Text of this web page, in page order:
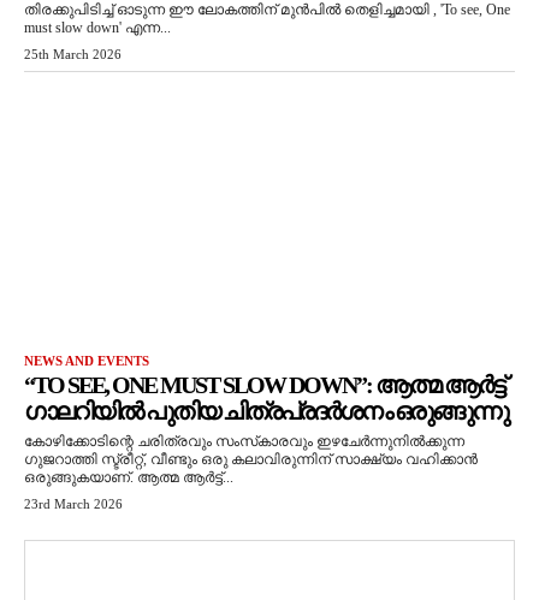
തിരക്കുപിടിച്ച് ഓടുന്ന ഈ ലോകത്തിന് മുൻപിൽ തെളിച്ചമായി , 'To see, One
must slow down' എന്ന...
25th March 2026
NEWS AND EVENTS
“TO SEE, ONE MUST SLOW DOWN”: ആത്മ ആർട്ട്
ഗാലറിയിൽ പുതിയ ചിത്രപ്രദർശനം ഒരുങ്ങുന്നു
കോഴിക്കോടിന്റെ ചരിത്രവും സംസ്‌കാരവും ഇഴചേർന്നുനിൽക്കുന്ന
ഗുജറാത്തി സ്ട്രീറ്റ്, വീണ്ടും ഒരു കലാവിരുന്നിന് സാക്ഷ്യം വഹിക്കാൻ
ഒരുങ്ങുകയാണ്. ആത്മ ആർട്ട്...
23rd March 2026